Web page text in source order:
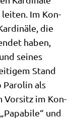
lei­ten. Im Kon­
die
haben,
sei­nes
Stand
als
Vor­sitz im Kon­
und